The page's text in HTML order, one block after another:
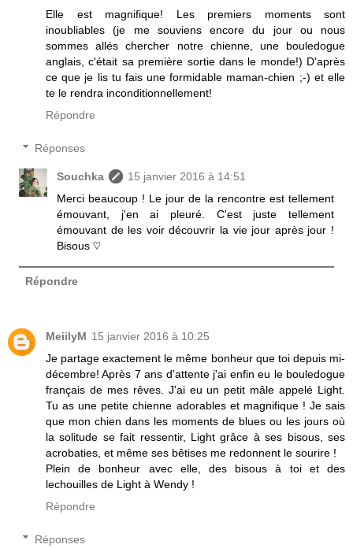
Elle est magnifique! Les premiers moments sont
inoubliables (je me souviens encore du jour ou nous
sommes allés chercher notre chienne, une bouledogue
anglais, c'était sa première sortie dans le monde!) D'après
ce que je lis tu fais une formidable maman-chien ;-) et elle
te le rendra inconditionnellement!
Répondre
Réponses
Souchka
15 janvier 2016 à 14:51
Merci beaucoup ! Le jour de la rencontre est tellement
émouvant, j'en ai pleuré. C'est juste tellement
émouvant de les voir découvrir la vie jour après jour !
Bisous ♡
Répondre
MeiilyM 15 janvier 2016 à 10:25
Je partage exactement le même bonheur que toi depuis mi-
décembre! Après 7 ans d'attente j'ai enfin eu le bouledogue
français de mes rêves. J'ai eu un petit mâle appelé Light.
Tu as une petite chienne adorables et magnifique ! Je sais
que mon chien dans les moments de blues ou les jours où
la solitude se fait ressentir, Light grâce à ses bisous, ses
acrobaties, et même ses bêtises me redonnent le sourire !
Plein de bonheur avec elle, des bisous à toi et des
lechouilles de Light à Wendy !
Répondre
Réponses